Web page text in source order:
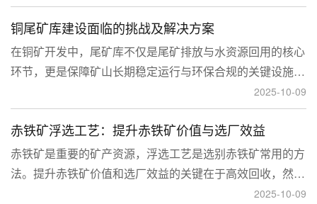
回水系统。根据地形，尾矿库可分为山谷型、山坡型、平地
型和河流拦截型。
铜尾矿库建设面临的挑战及解决方案
在铜矿开发中，尾矿库不仅是尾矿排放与水资源回用的核心
环节，更是保障矿山长期稳定运行与环保合规的关键设施。
然而，铜矿尾矿本身具有粒度细、水量大、化学活性强等特
性，使尾矿库在坝体稳定、防渗处理与排洪系统设计方面面
临更高技术挑战。
2025-10-09
赤铁矿浮选工艺：提升赤铁矿价值与选厂效益
赤铁矿是重要的矿产资源，浮选工艺是选别赤铁矿常用的方
法。提升赤铁矿价值和选厂效益的关键在于高效回收，然
而，赤铁矿往往存在嵌布粒度细、易泥化、存在高硅铝杂质
2025-10-09